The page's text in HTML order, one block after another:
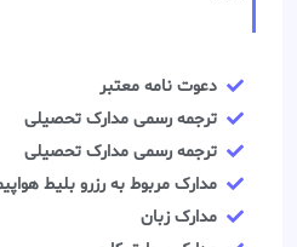
دعوت نامه معتبر
ترجمه رسمی مدارک تحصیلی
ترجمه رسمی مدارک تحصیلی
مدارک مربوط به رزرو بلیط
مدارک زبان